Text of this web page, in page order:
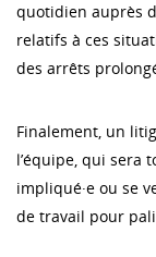
quotidien auprès
relatifs à ces
des arrêts
Finalement, un
l’équipe, qui sera
impliqué·e ou se
de travail pour